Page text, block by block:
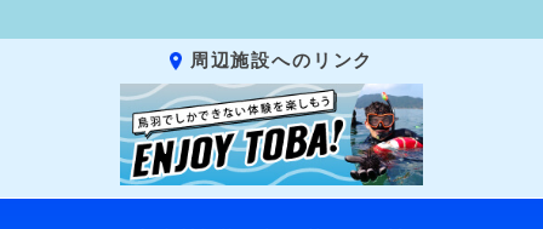
周辺施設へのリンク